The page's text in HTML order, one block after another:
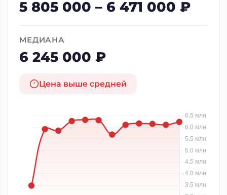
5 805 000 – 6 471 000 ₽
МЕДИАНА
6 245 000 ₽
Цена выше средней